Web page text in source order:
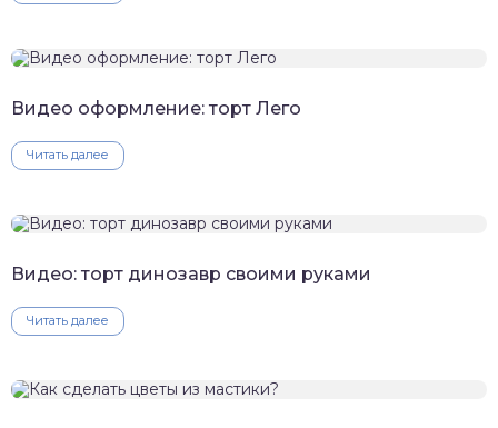
Видео оформление: торт Лего
Читать далее
Видео: торт динозавр своими руками
Читать далее